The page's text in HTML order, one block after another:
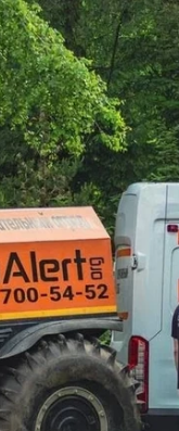
ЦЕНЫ В ЧЕЛЯБИНСКЕ